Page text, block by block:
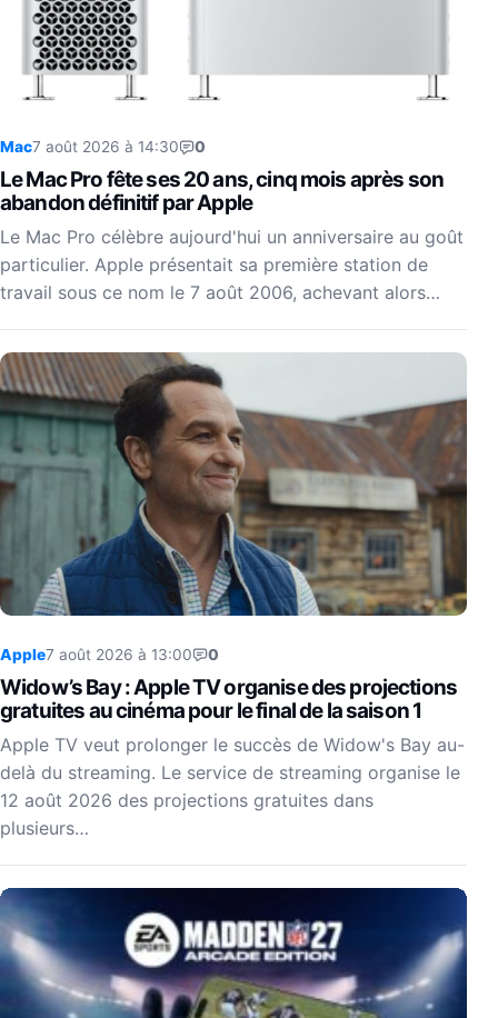
Mac7 août 2026 à 14:30 0
Le Mac Pro fête ses 20 ans, cinq mois après son
abandon définitif par Apple
Le Mac Pro célèbre aujourd'hui un anniversaire au goût
particulier. Apple présentait sa première station de
travail sous ce nom le 7 août 2006, achevant alors…
Apple7 août 2026 à 13:00 0
Widow’s Bay : Apple TV organise des projections
gratuites au cinéma pour le final de la saison 1
Apple TV veut prolonger le succès de Widow's Bay au-
delà du streaming. Le service de streaming organise le
12 août 2026 des projections gratuites dans
plusieurs…